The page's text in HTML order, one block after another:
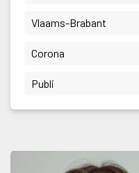
Vlaams-Brabant
Corona
Publi